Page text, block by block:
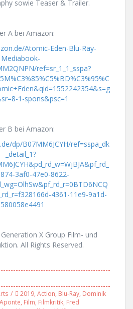
sowie Teaser & Trailer.
A bei Amazon:
Atomic-Eden-Blu-Ray-
Mediabook-
ref=sr_1_1_sspa?
1-spons&psc=1
B bei Amazon:
dp/B07MM6JCYH/ref=sspa_dk
_detail_1?
3af0-47e0-8622-
4361-11e9-9a1d-
X Group Film- und
All Rights Reserved.
2019, Action, Blu-Ray, Dominik
, Film, Filmkritik, Fred